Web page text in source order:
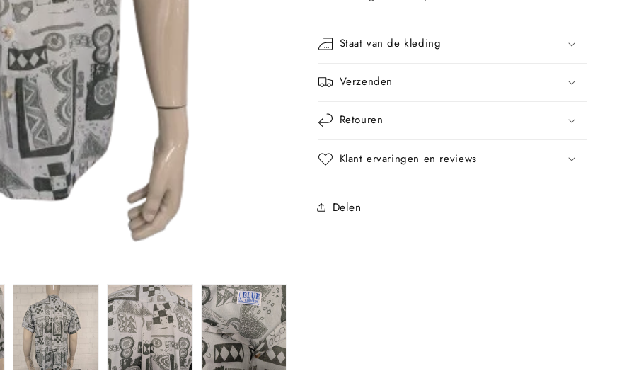
Staat van de kleding
Verzenden
Retouren
Klant ervaringen en reviews
Delen